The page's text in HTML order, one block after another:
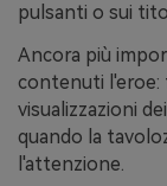
pulsanti o sui
Ancora più
contenuti
visualizzazioni
quando la
l'attenzione.